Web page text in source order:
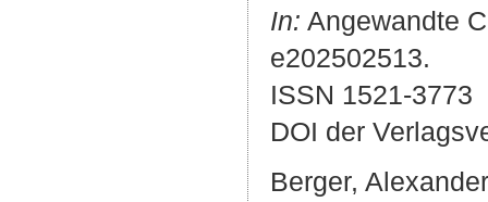
In: Angewandte
e202502513.
ISSN 1521-3773
DOI der
Berger, Alexander